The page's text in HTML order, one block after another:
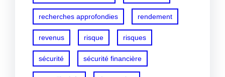
recherches approfondies rendement
revenus risque risques
sécurité sécurité financière